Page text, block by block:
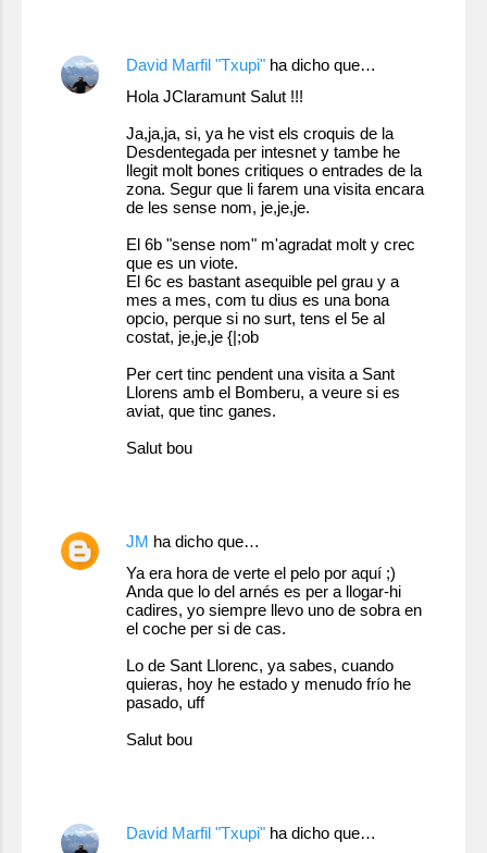
David Marfil "Txupi" ha dicho que…
Hola JClaramunt Salut !!!
Ja,ja,ja, si, ya he vist els croquis de la
Desdentegada per intesnet y tambe he
llegit molt bones critiques o entrades de la
zona. Segur que li farem una visita encara
de les sense nom, je,je,je.
El 6b "sense nom" m'agradat molt y crec
que es un viote.
El 6c es bastant asequible pel grau y a
mes a mes, com tu dius es una bona
opcio, perque si no surt, tens el 5e al
costat, je,je,je {|;ob
Per cert tinc pendent una visita a Sant
Llorens amb el Bomberu, a veure si es
aviat, que tinc ganes.
Salut bou
JM ha dicho que…
Ya era hora de verte el pelo por aquí ;)
Anda que lo del arnés es per a llogar-hi
cadires, yo siempre llevo uno de sobra en
el coche per si de cas.
Lo de Sant Llorenc, ya sabes, cuando
quieras, hoy he estado y menudo frío he
pasado, uff
Salut bou
David Marfil "Txupi" ha dicho que…